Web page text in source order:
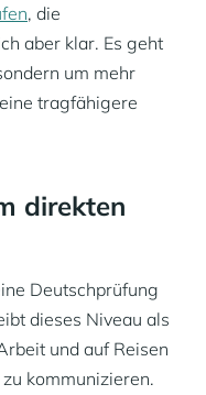
, die
aber klar. Es geht
um mehr
tragfähigere
direkten
Deutschprüfung
dieses Niveau als
und auf Reisen
kommunizieren.